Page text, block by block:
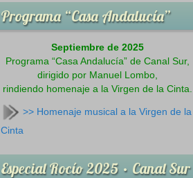
Programa “Casa Andalucía”
Septiembre de 2025
Programa “Casa Andalucía” de Canal Sur,
dirigido por Manuel Lombo,
rindiendo homenaje a la Virgen de la Cinta.
>> Homenaje musical a la Virgen de la
Cinta
Especial Rocío 2025 · Canal Sur